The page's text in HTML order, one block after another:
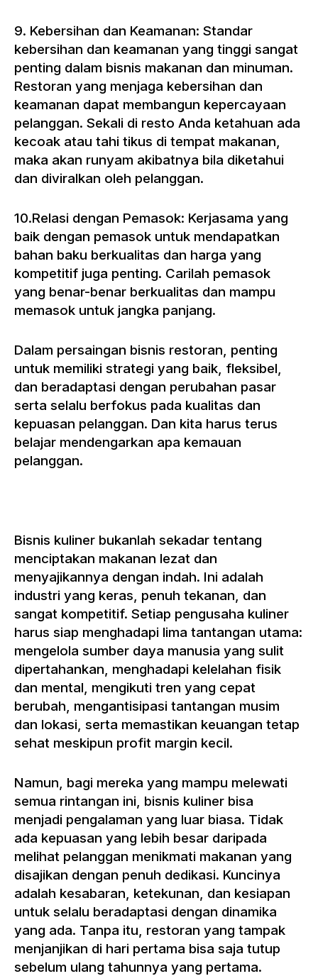
9. Kebersihan dan Keamanan: Standar
kebersihan dan keamanan yang tinggi sangat
penting dalam bisnis makanan dan minuman.
Restoran yang menjaga kebersihan dan
keamanan dapat membangun kepercayaan
pelanggan. Sekali di resto Anda ketahuan ada
kecoak atau tahi tikus di tempat makanan,
maka akan runyam akibatnya bila diketahui
dan diviralkan oleh pelanggan.
10.Relasi dengan Pemasok: Kerjasama yang
baik dengan pemasok untuk mendapatkan
bahan baku berkualitas dan harga yang
kompetitif juga penting. Carilah pemasok
yang benar-benar berkualitas dan mampu
memasok untuk jangka panjang.
Dalam persaingan bisnis restoran, penting
untuk memiliki strategi yang baik, fleksibel,
dan beradaptasi dengan perubahan pasar
serta selalu berfokus pada kualitas dan
kepuasan pelanggan. Dan kita harus terus
belajar mendengarkan apa kemauan
pelanggan.
Bisnis kuliner bukanlah sekadar tentang
menciptakan makanan lezat dan
menyajikannya dengan indah. Ini adalah
industri yang keras, penuh tekanan, dan
sangat kompetitif. Setiap pengusaha kuliner
harus siap menghadapi lima tantangan utama:
mengelola sumber daya manusia yang sulit
dipertahankan, menghadapi kelelahan fisik
dan mental, mengikuti tren yang cepat
berubah, mengantisipasi tantangan musim
dan lokasi, serta memastikan keuangan tetap
sehat meskipun profit margin kecil.
Namun, bagi mereka yang mampu melewati
semua rintangan ini, bisnis kuliner bisa
menjadi pengalaman yang luar biasa. Tidak
ada kepuasan yang lebih besar daripada
melihat pelanggan menikmati makanan yang
disajikan dengan penuh dedikasi. Kuncinya
adalah kesabaran, ketekunan, dan kesiapan
untuk selalu beradaptasi dengan dinamika
yang ada. Tanpa itu, restoran yang tampak
menjanjikan di hari pertama bisa saja tutup
sebelum ulang tahunnya yang pertama.